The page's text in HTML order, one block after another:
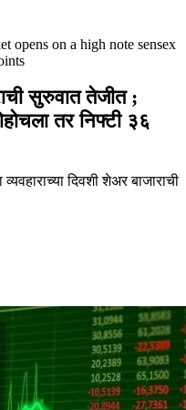
opens on a high note sensex
सुरुवात तेजीत ;
तर निफ्टी ३६
दिवशी शेअर बाजाराची